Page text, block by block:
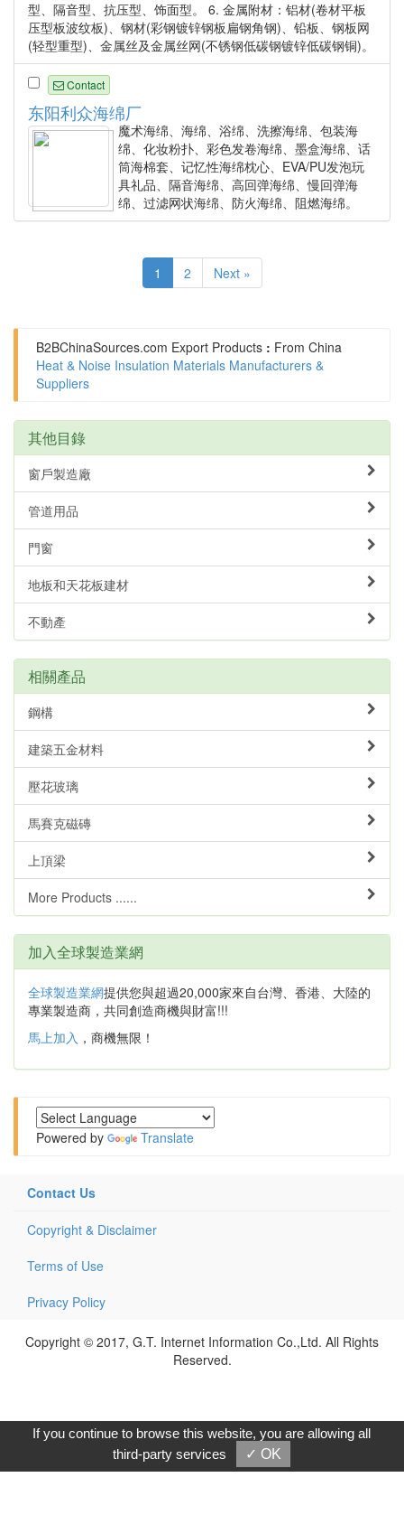
型、隔音型、抗压型、饰面型。 6. 金属附材：铝材(卷材平板
压型板波纹板)、钢材(彩钢镀锌钢板扁钢角钢)、铅板、钢板网
(轻型重型)、金属丝及金属丝网(不锈钢低碳钢镀锌低碳钢铜)。
Contact
东阳利众海绵厂
魔术海绵、海绵、浴绵、洗擦海绵、包装海
绵、化妆粉扑、彩色发卷海绵、墨盒海绵、话
筒海棉套、记忆性海绵枕心、EVA/PU发泡玩
具礼品、隔音海绵、高回弹海绵、慢回弹海
绵、过滤网状海绵、防火海绵、阻燃海绵。
1 2 Next »
B2BChinaSources.com Export Products : From China
Heat & Noise Insulation Materials Manufacturers &
Suppliers
其他目錄
窗戶製造廠
管道用品
門窗
地板和天花板建材
不動產
相關產品
鋼構
建築五金材料
壓花玻璃
馬賽克磁磚
上頂梁
More Products ......
加入全球製造業網
全球製造業網提供您與超過20,000家來自台灣、香港、大陸的
專業製造商，共同創造商機與財富!!!
馬上加入 ，商機無限！
Powered by Translate
Contact Us
Copyright & Disclaimer
Terms of Use
Privacy Policy
Copyright © 2017, G.T. Internet Information Co.,Ltd. All Rights
Reserved.
If you continue to browse this website, you are allowing all
third-party services
✓ OK